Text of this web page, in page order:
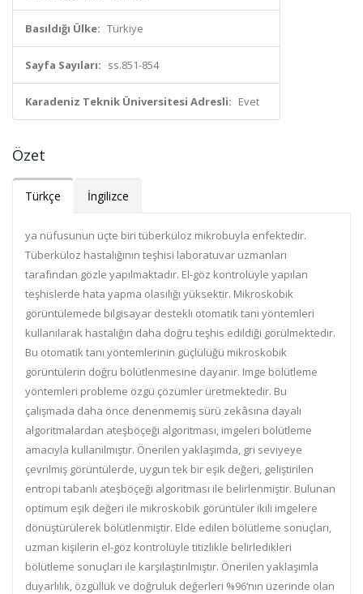
Basıldığı Ülke: Türkiye
Sayfa Sayıları: ss.851-854
Karadeniz Teknik Üniversitesi Adresli: Evet
Özet
Türkçe İngilizce
ya nüfusunun üçte biri tüberküloz mikrobuyla enfektedir.
Tüberküloz hastalığının teşhisi laboratuvar uzmanları
tarafından gözle yapılmaktadır. El-göz kontrolüyle yapılan
teşhislerde hata yapma olasılığı yüksektir. Mikroskobik
görüntülemede bilgisayar destekli otomatik tanı yöntemleri
kullanılarak hastalığın daha doğru teşhis edildiği görülmektedir.
Bu otomatik tanı yöntemlerinin güçlülüğü mikroskobik
görüntülerin doğru bölütlenmesine dayanır. Imge bölütleme
yöntemleri probleme özgü çözümler üretmektedir. Bu
çalışmada daha önce denenmemiş sürü zekâsına dayalı
algoritmalardan ateşböçeği algoritması, imgeleri bölütleme
amacıyla kullanılmıştır. Önerilen yaklaşımda, gri seviyeye
çevrilmiş görüntülerde, uygun tek bir eşik değeri, geliştirilen
entropi tabanlı ateşböçeği algoritması ile belirlenmiştir. Bulunan
optimum eşik değeri ile mikroskobik görüntüler ikili imgelere
dönüştürülerek bölütlenmiştir. Elde edilen bölütleme sonuçları,
uzman kişilerin el-göz kontrolüyle titizlikle belirledikleri
bölütleme sonuçları ile karşılaştırılmıştır. Önerilen yaklaşımla
duyarlılık, özgüllük ve doğruluk değerleri %96‘nın üzerinde olan